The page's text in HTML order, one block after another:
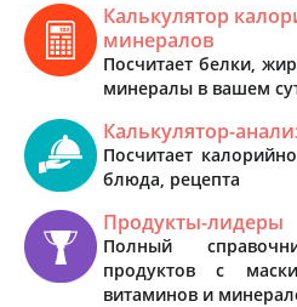
Калькулятор
минералов
Посчитает белки,
минералы в вашем
Калькулятор-
Посчитает
блюда, рецепта
Продукты-лидеры
Полный
продуктов с
витаминов и